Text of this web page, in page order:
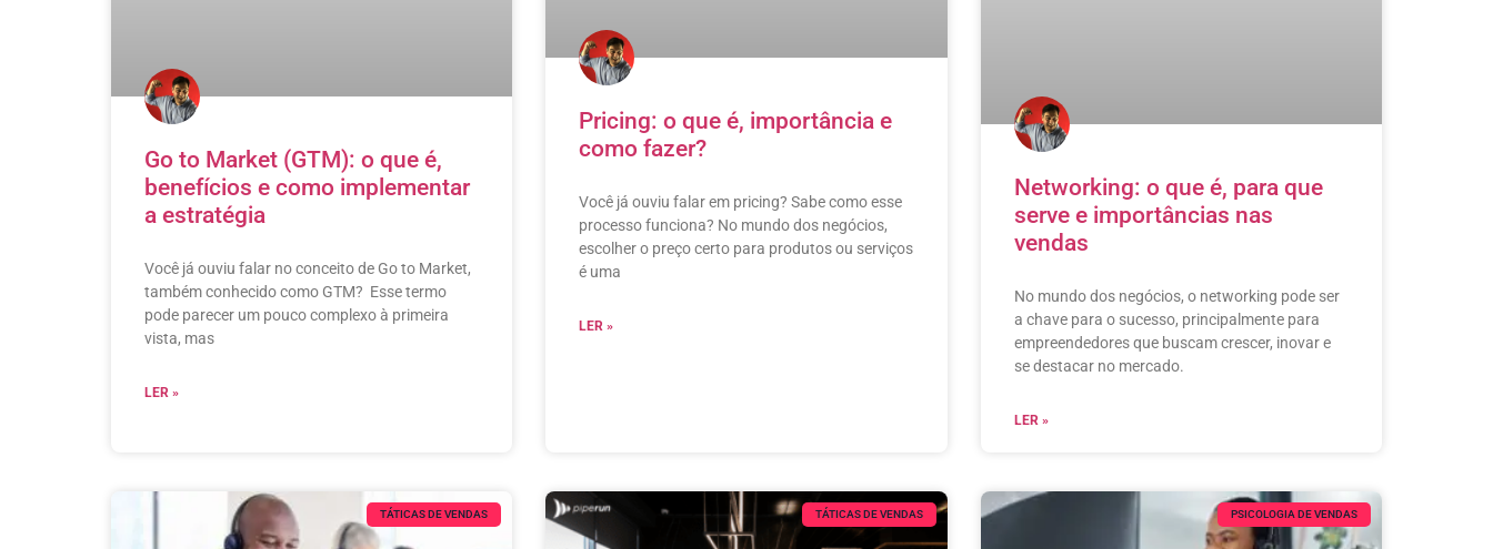
Go to Market (GTM): o que é,
benefícios e como implementar
a estratégia
Você já ouviu falar no conceito de Go to Market,
também conhecido como GTM? Esse termo
pode parecer um pouco complexo à primeira
vista, mas
LER »
Pricing: o que é, importância e
como fazer?
Você já ouviu falar em pricing? Sabe como esse
processo funciona? No mundo dos negócios,
escolher o preço certo para produtos ou serviços
é uma
LER »
Networking: o que é, para que
serve e importâncias nas
vendas
No mundo dos negócios, o networking pode ser
a chave para o sucesso, principalmente para
empreendedores que buscam crescer, inovar e
se destacar no mercado.
LER »
TÁTICAS DE VENDAS TÁTICAS DE VENDAS PSICOLOGIA DE VENDAS